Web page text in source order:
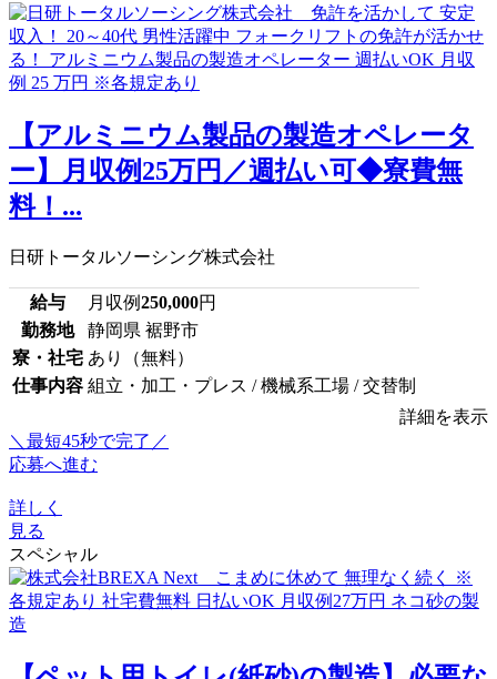
【アルミニウム製品の製造オペレータ
ー】月収例25万円／週払い可◆寮費無
料！...
日研トータルソーシング株式会社
給与 月収例250,000円
勤務地
静岡県 裾野市
寮・社宅 あり（無料）
仕事内容 組立・加工・プレス / 機械系工場 / 交替制
詳細を表示
＼最短45秒で完了／
応募へ進む
詳しく
見る
スペシャル